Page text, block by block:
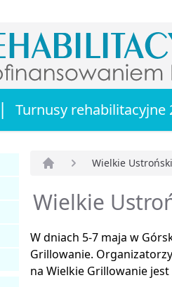
| Turnusy rehabilitacyjne
Wielkie
Wielkie
W dniach 5-7 maja w
Grillowanie.
na Wielkie Grillowanie jest